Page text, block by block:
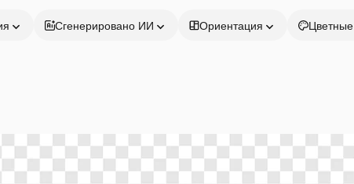
Сгенерировано ИИ Ориентация Цветные